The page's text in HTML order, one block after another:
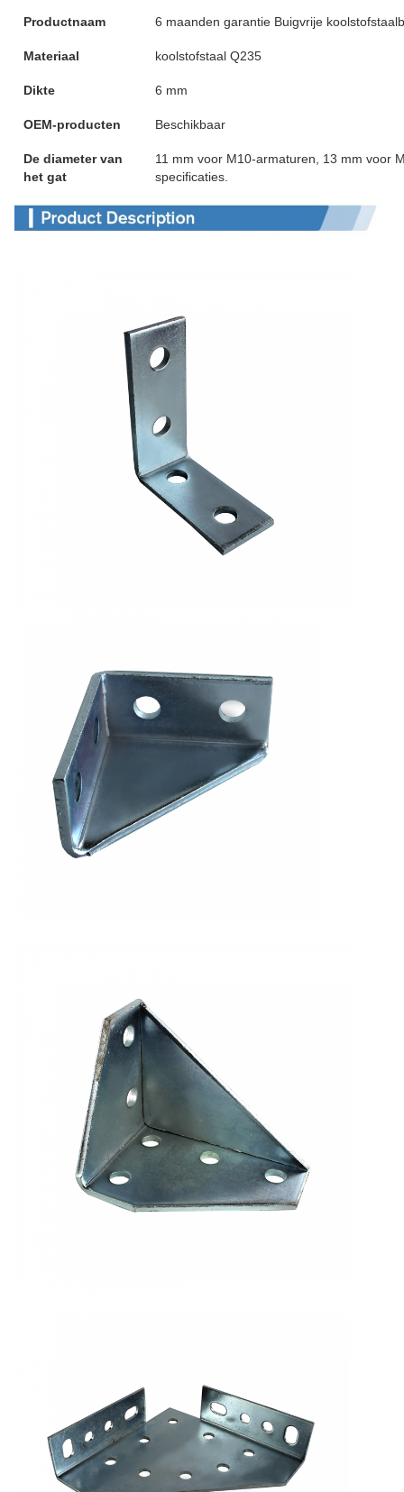
Productnaam 6 maanden garantie Buigvrije
Materiaal koolstofstaal Q235
Dikte 6 mm
OEM-producten Beschikbaar
De diameter van
het gat
11 mm voor M10-armaturen, 13 mm voor
specificaties.